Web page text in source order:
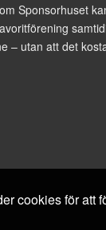
Sponsorhuset
– utan att det
cookies för att